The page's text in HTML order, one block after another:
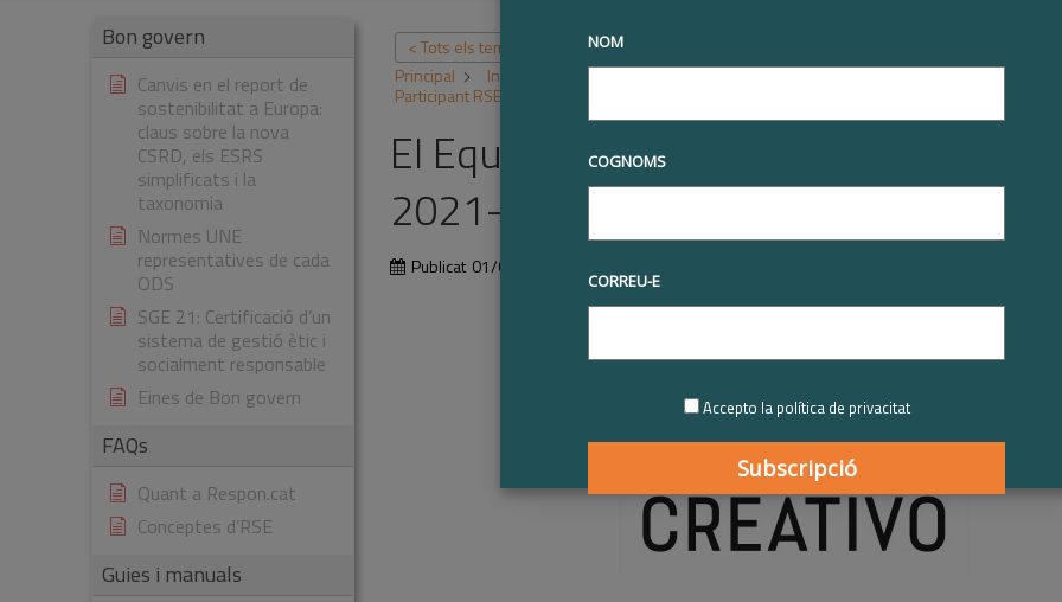
Bon govern
Canvis en el report de
sostenibilitat a Europa:
claus sobre la nova
CSRD, els ESRS
simplificats i la
taxonomia
Normes UNE
representatives de cada
ODS
SGE 21: Certificació d’un
sistema de gestió ètic i
socialment responsable
Eines de Bon govern
FAQs
Quant a Respon.cat
Conceptes d’RSE
Guies i manuals
< Tots els temes
Principal
Iniciatives RSE RSE.Pime RSE.Pime 2021-2022 El Equipo Creativo |
Participant RSE.Pime 2021-2022
El Equipo Creativo | Participant
2021-2022
Publicat 01/01/2022
NOM
COGNOMS
CORREU-E
Accepto la política de privacitat